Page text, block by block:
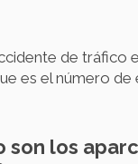
de tráfico
es el número
son los